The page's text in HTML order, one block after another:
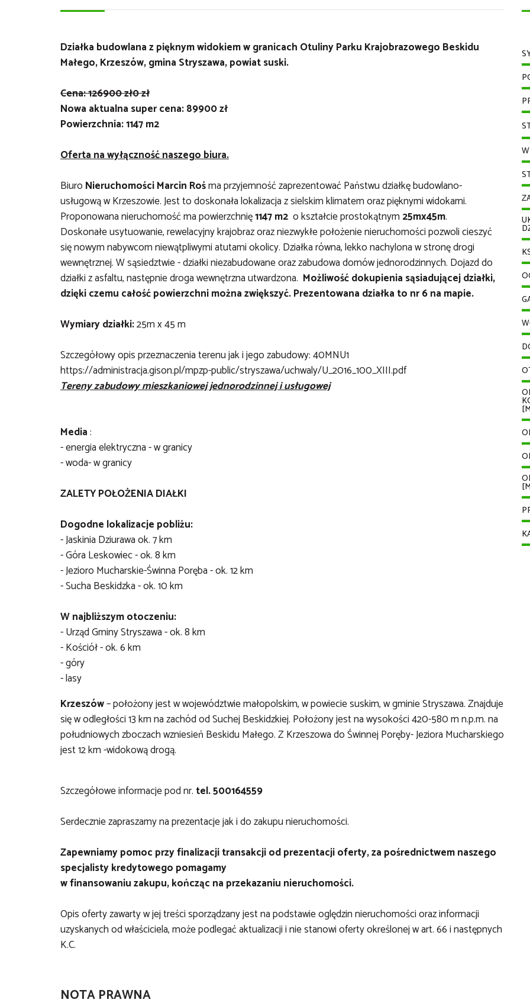
Działka budowlana z pięknym widokiem w granicach Otuliny Parku Krajobrazowego Beskidu
Małego, Krzeszów, gmina Stryszawa, powiat suski.
Cena:126900 zł0 zł
Nowa aktualna super cena: 89900 zł
Powierzchnia: 1147 m2
Oferta na wyłączność naszego biura.
Biuro Nieruchomości Marcin Rośma przyjemność zaprezentować Państwu działkę budowlano-
usługową w Krzeszowie. Jest to doskonała lokalizacja z sielskim klimatem oraz pięknymi widokami.
Proponowana nieruchomość ma powierzchnię1147m2 o kształcie prostokątnym 25mx45m.
Doskonałe usytuowanie, rewelacyjny krajobraz oraz niezwykłe położenie nieruchomości pozwoli cieszyć
się nowym nabywcom niewątpliwymi atutami okolicy. Działka równa, lekko nachylona w stronę drogi
wewnętrznej. W sąsiedztwie - działki niezabudowane oraz zabudowa domów jednorodzinnych. Dojazd do
działki z asfaltu, następnie droga wewnętrzna utwardzona. Możliwość dokupienia sąsiadującej działki,
dzięki czemu całość powierzchni można zwiększyć. Prezentowana działka to nr 6 na mapie.
Wymiary działki:25m x 45 m
Szczegółowy opis przeznaczenia terenu jak i jego zabudowy: 40MNU1
https://administracja.gison.pl/mpzp-public/stryszawa/uchwaly/U_2016_100_XIII.pdf
Tereny zabudowy mieszkaniowej jednorodzinnej i usługowej
Media:
- energia elektryczna - w granicy
- woda- w granicy
ZALETY POŁOŻENIA DIAŁKI
Dogodne lokalizacje pobliżu:
- Jaskinia Dziurawa ok. 7 km
- Góra Leskowiec - ok. 8 km
- Jezioro Mucharskie-Świnna Poręba - ok. 12 km
- Sucha Beskidzka - ok. 10 km
W najbliższym otoczeniu:
- Urząd Gminy Stryszawa - ok. 8 km
- Kościół - ok. 6 km
- góry
- lasy
Krzeszów– położony jest w województwie małopolskim, w powiecie suskim, w gminie Stryszawa. Znajduje
się w odległości 13 km na zachód od Suchej Beskidzkiej. Położony jest na wysokości 420-580 m n.p.m. na
południowych zboczach wzniesień Beskidu Małego. Z Krzeszowa do Świnnej Poręby- Jeziora Mucharskiego
jest 12 km -widokową drogą.
Szczegółowe informacje pod nr. tel. 500164559
Serdecznie zapraszamy na prezentacje jak i do zakupu nieruchomości.
Zapewniamy pomoc przy finalizacji transakcji od prezentacji oferty, za pośrednictwem naszego
specjalisty kredytowego pomagamy
w finansowaniu zakupu, kończąc na przekazaniu nieruchomości.
Opis oferty zawarty w jej treści sporządzany jest na podstawie oględzin nieruchomości oraz informacji
uzyskanych od właściciela, może podlegać aktualizacji i nie stanowi oferty określonej w art. 66 i następnych
K.C.
NOTA PRAWNA